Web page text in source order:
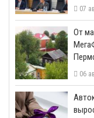
07
От
06